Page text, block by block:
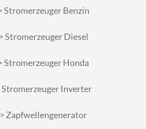
Stromerzeuger Benzin
Stromerzeuger Diesel
Stromerzeuger Honda
Stromerzeuger Inverter
Zapfwellengenerator